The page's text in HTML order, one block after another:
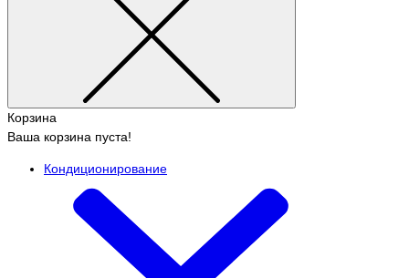
Корзина
Ваша корзина пуста!
Кондиционирование